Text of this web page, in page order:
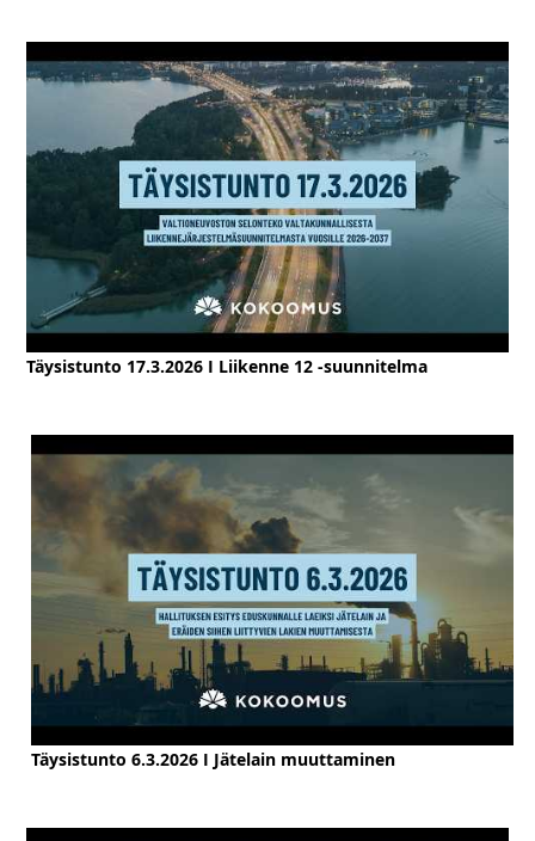
Täysistunto 17.3.2026 I Liikenne 12 -suunnitelma
Täysistunto 6.3.2026 I Jätelain muuttaminen